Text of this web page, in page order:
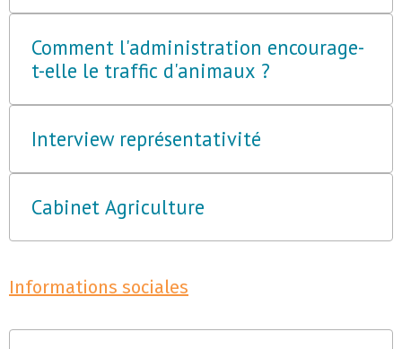
Comment l'administration encourage-
t-elle le traffic d'animaux ?
Interview représentativité
Cabinet Agriculture
Informations sociales